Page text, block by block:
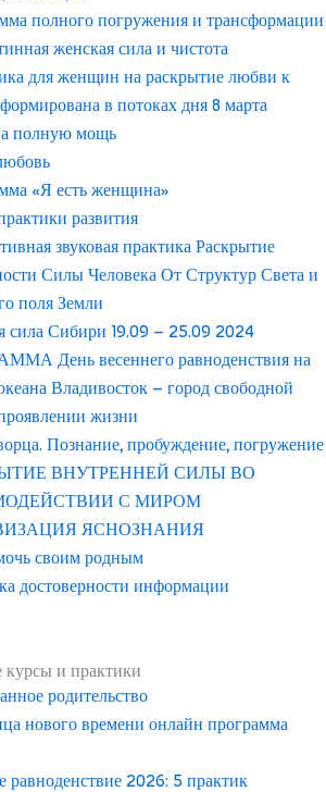
полного погружения и трансформации
женская сила и чистота
для женщин на раскрытие любви к
в потоках дня 8 марта
полную мощь
«Я есть женщина»
развития
звуковая практика Раскрытие
Силы Человека От Структур Света и
поля Земли
сила Сибири 19.09 – 25.09 2024
День весеннего равноденствия на
Владивосток – город свободной
жизни
Познание, пробуждение, погружение
ВНУТРЕННЕЙ СИЛЫ ВО
С МИРОМ
ЯСНОЗНАНИЯ
своим родным
достоверности информации
и практики
родительство
нового времени онлайн программа
равноденствие 2026: 5 практик